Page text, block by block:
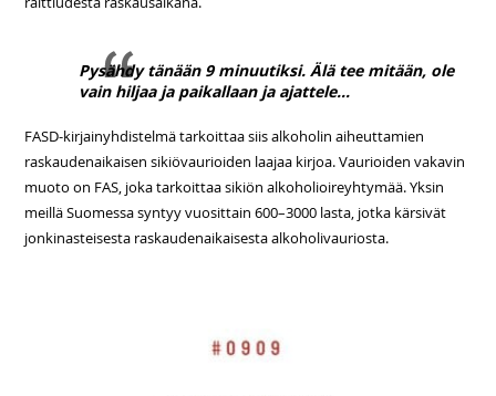
Pysähdy tänään 9 minuutiksi. Älä tee mitään, ole
vain hiljaa ja paikallaan ja ajattele…
FASD-kirjainyhdistelmä tarkoittaa siis alkoholin aiheuttamien
raskaudenaikaisen sikiövaurioiden laajaa kirjoa. Vaurioiden vakavin
muoto on FAS, joka tarkoittaa sikiön alkoholioireyhtymää. Yksin
meillä Suomessa syntyy vuosittain 600–3000 lasta, jotka kärsivät
jonkinasteisesta raskaudenaikaisesta alkoholivauriosta.